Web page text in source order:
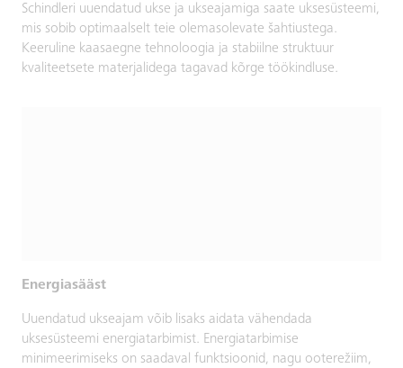
Schindleri uuendatud ukse ja ukseajamiga saate uksesüsteemi,
mis sobib optimaalselt teie olemasolevate šahtiustega.
Keeruline kaasaegne tehnoloogia ja stabiilne struktuur
kvaliteetsete materjalidega tagavad kõrge töökindluse.
Energiasääst
Uuendatud ukseajam võib lisaks aidata vähendada
uksesüsteemi energiatarbimist. Energiatarbimise
minimeerimiseks on saadaval funktsioonid, nagu ooterežiim,